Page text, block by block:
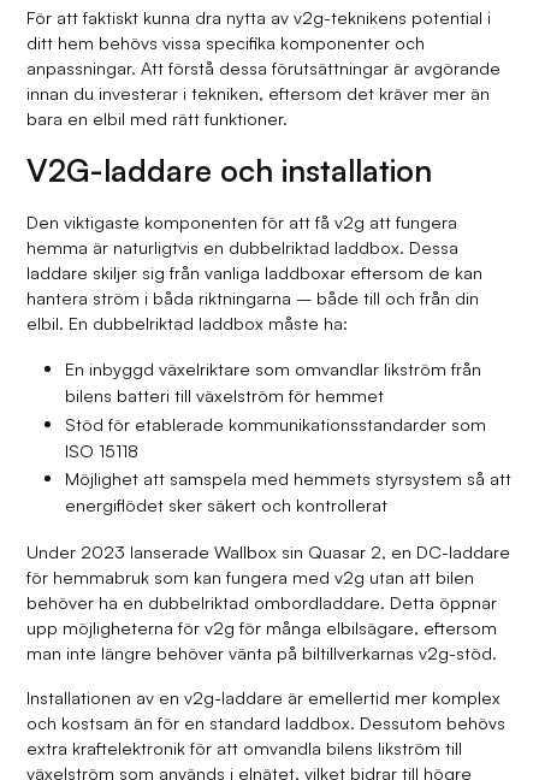
För att faktiskt kunna dra nytta av v2g-teknikens potential i
ditt hem behövs vissa specifika komponenter och
anpassningar. Att förstå dessa förutsättningar är avgörande
innan du investerar i tekniken, eftersom det kräver mer än
bara en elbil med rätt funktioner.
V2G-laddare och installation
Den viktigaste komponenten för att få v2g att fungera
hemma är naturligtvis en dubbelriktad laddbox. Dessa
laddare skiljer sig från vanliga laddboxar eftersom de kan
hantera ström i båda riktningarna – både till och från din
elbil. En dubbelriktad laddbox måste ha:
En inbyggd växelriktare som omvandlar likström från
bilens batteri till växelström för hemmet
Stöd för etablerade kommunikationsstandarder som
ISO 15118
Möjlighet att samspela med hemmets styrsystem så att
energiflödet sker säkert och kontrollerat
Under 2023 lanserade Wallbox sin Quasar 2, en DC-laddare
för hemmabruk som kan fungera med v2g utan att bilen
behöver ha en dubbelriktad ombordladdare. Detta öppnar
upp möjligheterna för v2g för många elbilsägare, eftersom
man inte längre behöver vänta på biltillverkarnas v2g-stöd.
Installationen av en v2g-laddare är emellertid mer komplex
och kostsam än för en standard laddbox. Dessutom behövs
extra kraftelektronik för att omvandla bilens likström till
växelström som används i elnätet, vilket bidrar till högre